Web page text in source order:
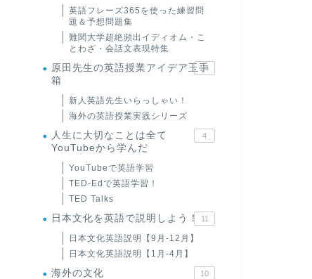
英語フレーズ365を使った練習問
題＆予想問題集
難関大学超絶頻出イディオム・こ
とわざ・会話文表現特集
原田先生の英語授業アイデア玉手
箱
24
新人英語先生いらっしゃい！
海外の英語授業実践シリーズ
人生に大切なことは全て
YouTubeから学んだ
4
YouTubeで英語学習
TED-Edで英語学習！
TED Talks
日本文化を英語で説明しよう！ 11
日本文化英語説明【9月-12月】
日本文化英語説明【1月-4月】
海外の文化 10